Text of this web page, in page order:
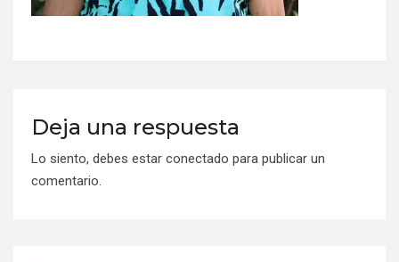
Deja una respuesta
Lo siento, debes estar conectado para publicar un
comentario.